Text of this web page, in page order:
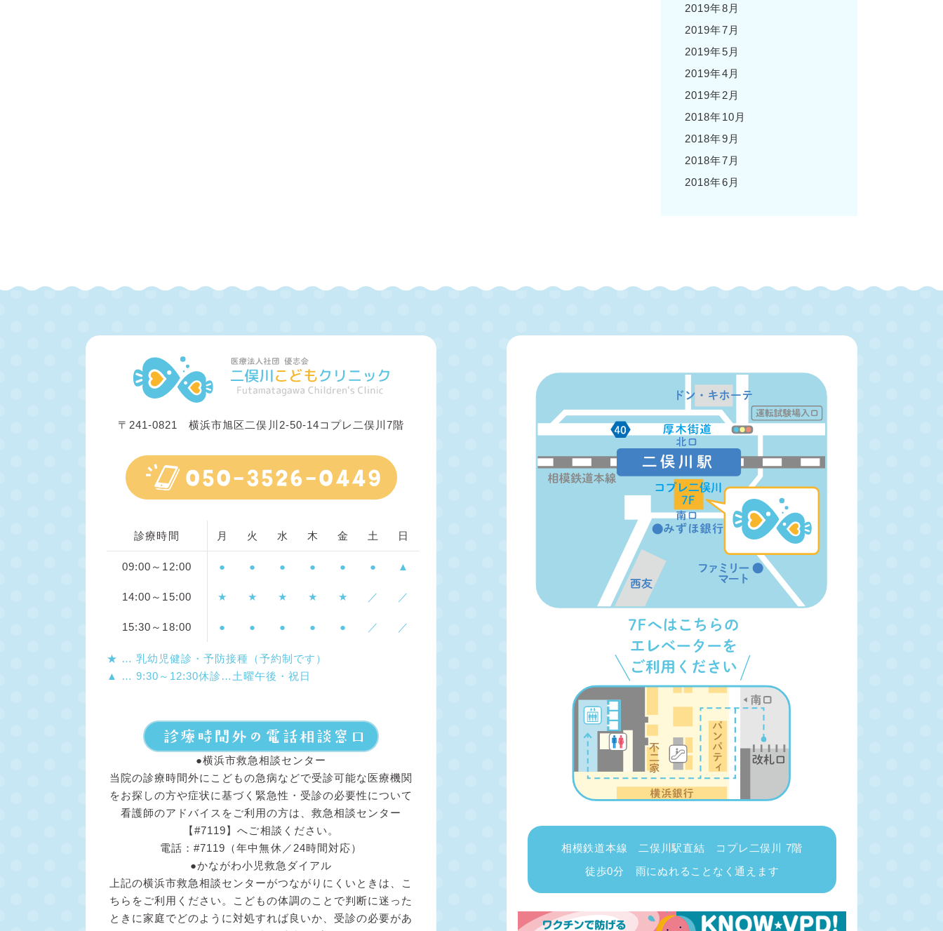
2019年8月
2019年7月
2019年5月
2019年4月
2019年2月
2018年10月
2018年9月
2018年7月
2018年6月
〒241-0821 横浜市旭区二俣川2-50-14コプレ二俣川7階
診療時間 月 火 水 木 金 土 日
09:00～12:00 ● ● ● ● ● ● ▲
14:00～15:00 ★ ★ ★ ★ ★ ／ ／
15:30～18:00 ● ● ● ● ● ／ ／
★ … 乳幼児健診・予防接種（予約制です）
▲ … 9:30～12:30休診…土曜午後・祝日
●横浜市救急相談センター
当院の診療時間外にこどもの急病などで受診可能な医療機関
をお探しの方や症状に基づく緊急性・受診の必要性について
看護師のアドバイスをご利用の方は、救急相談センター
【#7119】へご相談ください。
電話：#7119（年中無休／24時間対応）
●かながわ小児救急ダイアル
上記の横浜市救急相談センターがつながりにくいときは、こ
ちらをご利用ください。こどもの体調のことで判断に迷った
ときに家庭でどのように対処すれば良いか、受診の必要があ
相模鉄道本線 二俣川駅直結 コプレ二俣川 7階
徒歩0分 雨にぬれることなく通えます